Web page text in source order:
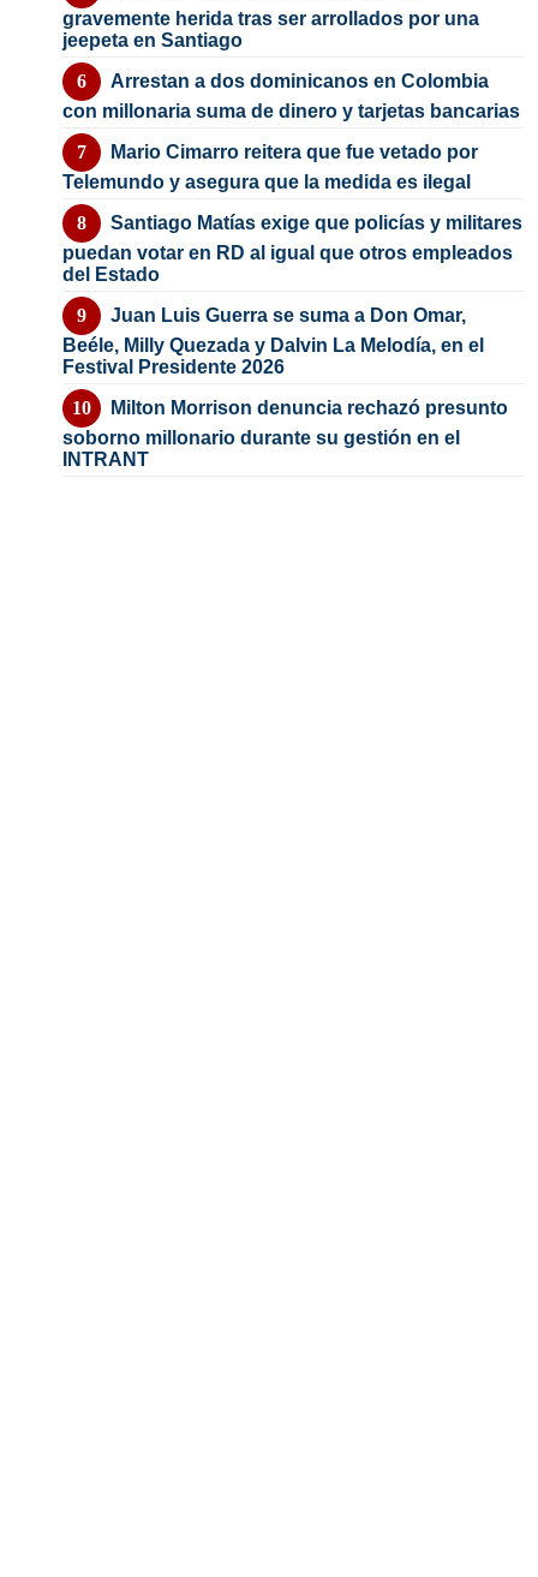
gravemente herida tras ser arrollados por una
jeepeta en Santiago
Arrestan a dos dominicanos en Colombia
con millonaria suma de dinero y tarjetas bancarias
Mario Cimarro reitera que fue vetado por
Telemundo y asegura que la medida es ilegal
Santiago Matías exige que policías y militares
puedan votar en RD al igual que otros empleados
del Estado
Juan Luis Guerra se suma a Don Omar,
Beéle, Milly Quezada y Dalvin La Melodía, en el
Festival Presidente 2026
Milton Morrison denuncia rechazó presunto
soborno millonario durante su gestión en el
INTRANT